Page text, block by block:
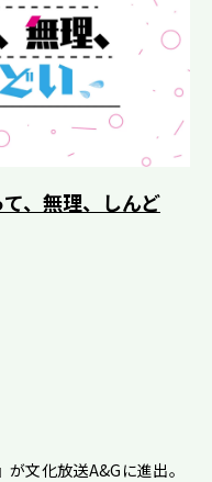
、無理、しんど
文化放送A&Gに進出。